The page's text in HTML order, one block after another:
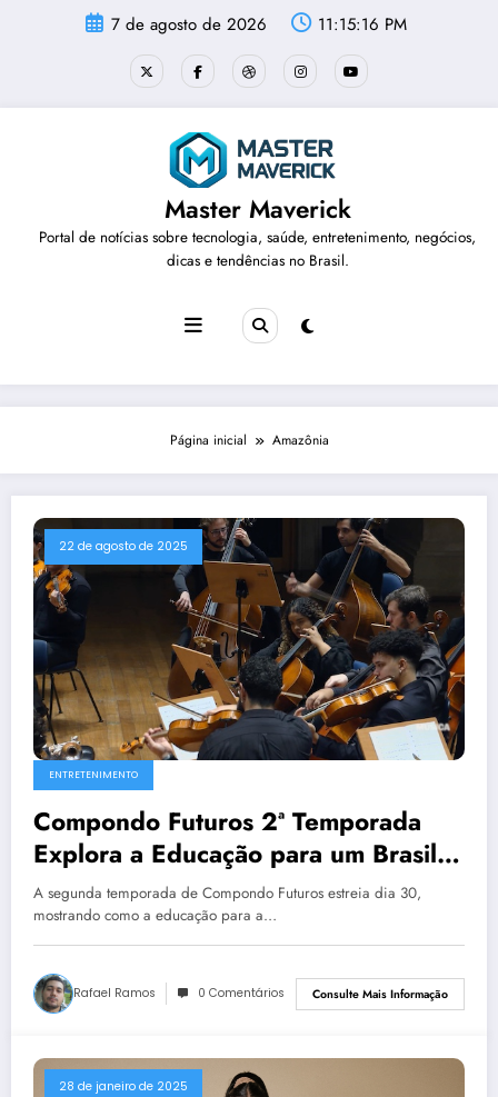
7 de agosto de 2026 11:15:17 PM
Master Maverick
Portal de notícias sobre tecnologia, saúde, entretenimento, negócios,
dicas e tendências no Brasil.
Página inicial Amazônia
22 de agosto de 2025
ENTRETENIMENTO
Compondo Futuros 2ª Temporada
Explora a Educação para um Brasil
Sustentável
A segunda temporada de Compondo Futuros estreia dia 30,
mostrando como a educação para a…
Rafael Ramos 0 Comentários Consulte Mais Informação
28 de janeiro de 2025